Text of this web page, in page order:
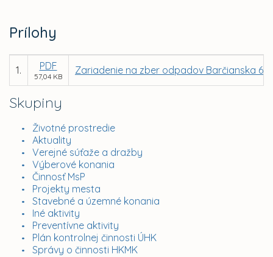
Skupiny
Životné prostredie
Aktuality
Verejné súťaže a dražby
Výberové konania
Činnosť MsP
Projekty mesta
Stavebné a územné konania
Iné aktivity
Preventívne aktivity
Plán kontrolnej činnosti ÚHK
Správy o činnosti HKMK
Prílohy
1. PDF
57,04 KB
Zariadenie na zber odpadov Barčianska